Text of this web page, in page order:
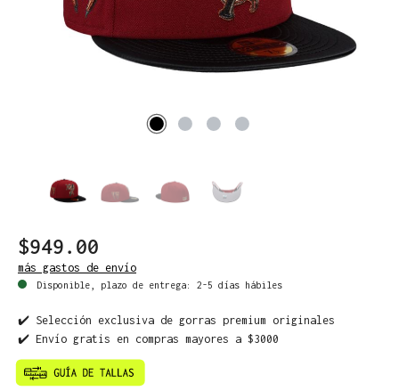
$949.00
más gastos de envío
Disponible, plazo de entrega: 2-5 días hábiles
✔️ Selección exclusiva de gorras premium originales
✔️ Envío gratis en compras mayores a $3000